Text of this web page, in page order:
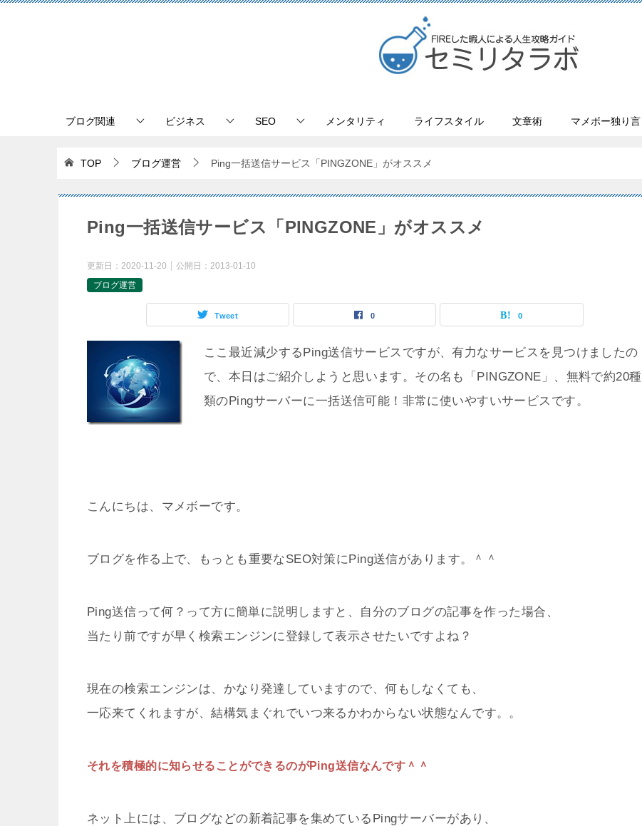
ブログ関連 ビジネス SEO メンタリティ ライフスタイル 文章術 マメボー独り言
TOP ブログ運営 Ping一括送信サービス「PINGZONE」がオススメ
Ping一括送信サービス「PINGZONE」がオススメ
更新日： 2020-11-20 公開日： 2013-01-10
ブログ運営
Tweet 0 0
ここ最近減少するPing送信サービスですが、有力なサービスを見つけましたの
で、本日はご紹介しようと思います。その名も「PINGZONE」、無料で約20種
類のPingサーバーに一括送信可能！非常に使いやすいサービスです。
こんにちは、マメボーです。
ブログを作る上で、もっとも重要なSEO対策にPing送信があります。＾＾
Ping送信って何？って方に簡単に説明しますと、自分のブログの記事を作った場合、
当たり前ですが早く検索エンジンに登録して表示させたいですよね？
現在の検索エンジンは、かなり発達していますので、何もしなくても、
一応来てくれますが、結構気まぐれでいつ来るかわからない状態なんです。。
それを積極的に知らせることができるのがPing送信なんです＾＾
ネット上には、ブログなどの新着記事を集めているPingサーバーがあり、